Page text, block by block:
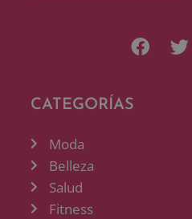
CATEGORÍAS
Moda
Belleza
Salud
Fitness